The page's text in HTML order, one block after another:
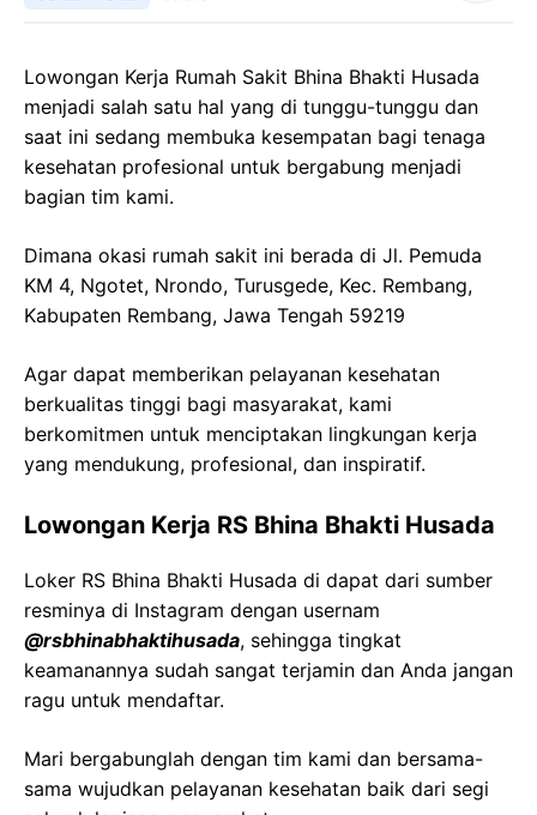
Lowongan Kerja Rumah Sakit Bhina Bhakti Husada
menjadi salah satu hal yang di tunggu-tunggu dan
saat ini sedang membuka kesempatan bagi tenaga
kesehatan profesional untuk bergabung menjadi
bagian tim kami.
Dimana okasi rumah sakit ini berada di Jl. Pemuda
KM 4, Ngotet, Nrondo, Turusgede, Kec. Rembang,
Kabupaten Rembang, Jawa Tengah 59219
Agar dapat memberikan pelayanan kesehatan
berkualitas tinggi bagi masyarakat, kami
berkomitmen untuk menciptakan lingkungan kerja
yang mendukung, profesional, dan inspiratif.
Lowongan Kerja RS Bhina Bhakti Husada
Loker RS Bhina Bhakti Husada di dapat dari sumber
resminya di Instagram dengan usernam
@rsbhinabhaktihusada, sehingga tingkat
keamanannya sudah sangat terjamin dan Anda jangan
ragu untuk mendaftar.
Mari bergabunglah dengan tim kami dan bersama-
sama wujudkan pelayanan kesehatan baik dari segi